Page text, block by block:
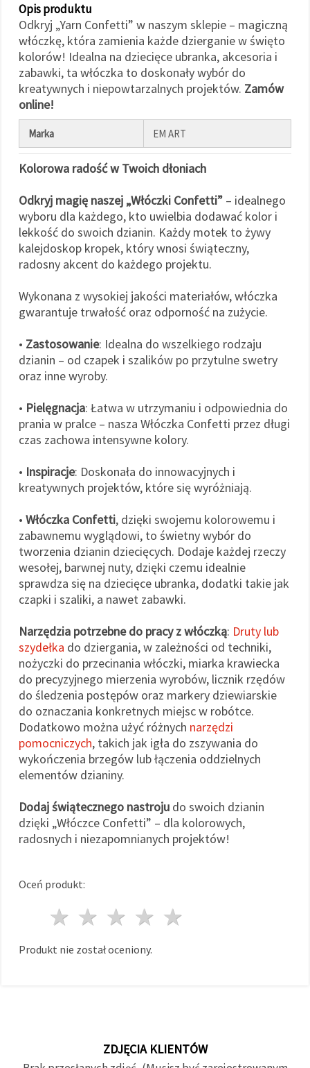
Opis produktu
Odkryj „Yarn Confetti” w naszym sklepie – magiczną
włóczkę, która zamienia każde dzierganie w święto
kolorów! Idealna na dziecięce ubranka, akcesoria i
zabawki, ta włóczka to doskonały wybór do
kreatywnych i niepowtarzalnych projektów. Zamów
online!
Marka EM ART
Kolorowa radość w Twoich dłoniach
Odkryj magię naszej „Włóczki Confetti” – idealnego
wyboru dla każdego, kto uwielbia dodawać kolor i
lekkość do swoich dzianin. Każdy motek to żywy
kalejdoskop kropek, który wnosi świąteczny,
radosny akcent do każdego projektu.
Wykonana z wysokiej jakości materiałów, włóczka
gwarantuje trwałość oraz odporność na zużycie.
• Zastosowanie: Idealna do wszelkiego rodzaju
dzianin – od czapek i szalików po przytulne swetry
oraz inne wyroby.
• Pielęgnacja: Łatwa w utrzymaniu i odpowiednia do
prania w pralce – nasza Włóczka Confetti przez długi
czas zachowa intensywne kolory.
• Inspiracje: Doskonała do innowacyjnych i
kreatywnych projektów, które się wyróżniają.
• Włóczka Confetti, dzięki swojemu kolorowemu i
zabawnemu wyglądowi, to świetny wybór do
tworzenia dzianin dziecięcych. Dodaje każdej rzeczy
wesołej, barwnej nuty, dzięki czemu idealnie
sprawdza się na dziecięce ubranka, dodatki takie jak
czapki i szaliki, a nawet zabawki.
Narzędzia potrzebne do pracy z włóczką: Druty lub
szydełka do dziergania, w zależności od techniki,
nożyczki do przecinania włóczki, miarka krawiecka
do precyzyjnego mierzenia wyrobów, licznik rzędów
do śledzenia postępów oraz markery dziewiarskie
do oznaczania konkretnych miejsc w robótce.
Dodatkowo można użyć różnych narzędzi
pomocniczych, takich jak igła do zszywania do
wykończenia brzegów lub łączenia oddzielnych
elementów dzianiny.
Dodaj świątecznego nastroju do swoich dzianin
dzięki „Włóczce Confetti” – dla kolorowych,
radosnych i niezapomnianych projektów!
Oceń produkt:
4 gwiazdy
3 gwiazdy
2 gwiazdy
1 gwiazda
Produkt nie został oceniony.
ZDJĘCIA KLIENTÓW